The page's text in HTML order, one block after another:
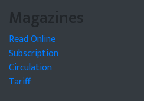
Magazines
Read Online
Subscription
Circulation
Tariff